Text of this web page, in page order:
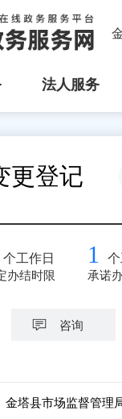
法人服务
更登记
个工作日
办结时限
1 个
承诺
咨询
金塔县市场监督管理